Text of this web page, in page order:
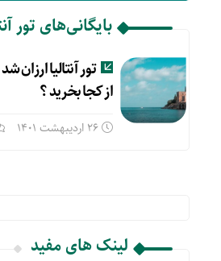
بایگانی‌های تور
تور آنتالیا ارزان شد
از کجا بخرید ؟
26 اردیبهشت 1401
لینک های مفید